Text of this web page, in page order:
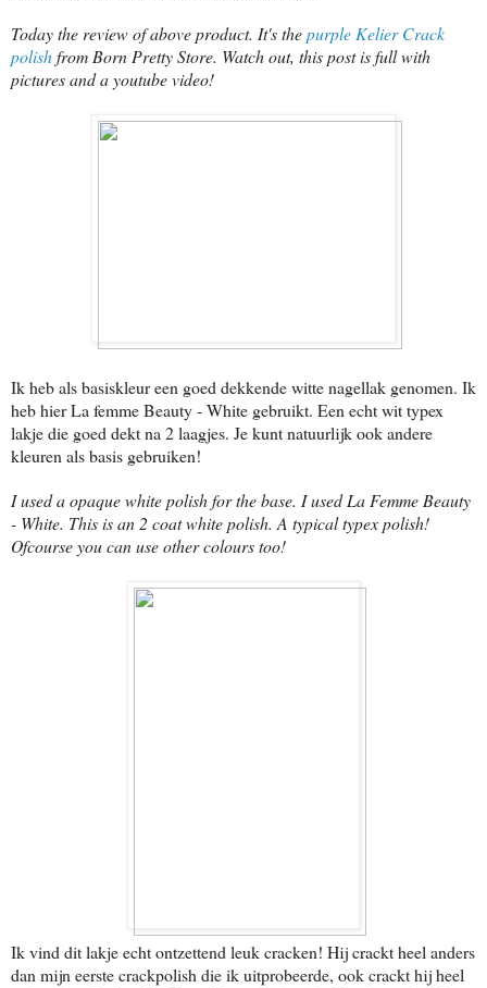
Today the review of above product. It's thepurple Kelier Crack
polishfrom Born Pretty Store. Watch out, this post is full with
pictures and a youtube video!
Ik heb als basiskleur een goed dekkende witte nagellak genomen. Ik
heb hier La femme Beauty - White gebruikt. Een echt wit typex
lakje die goed dekt na 2 laagjes. Je kunt natuurlijk ook andere
kleuren als basis gebruiken!
I used a opaque white polish for the base. I used La Femme Beauty
- White. This is an 2 coat white polish. A typical typex polish!
Ofcourse you can use other colours too!
Ik vind dit lakje echt ontzettend leuk cracken! Hij crackt heel anders
dan mijn eerste crackpolish die ik uitprobeerde, ook crackt hij heel